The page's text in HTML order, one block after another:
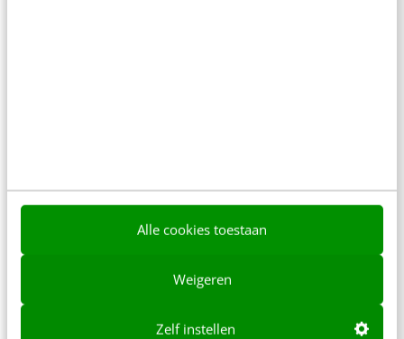
Alle cookies toestaan
Weigeren
Zelf instellen
meer genoeg is
5 min·Danny Verroen
de managementtest